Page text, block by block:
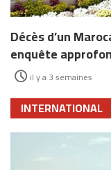
Décès d’un
enquête
il y a 3 semaines
INTERNATIONAL